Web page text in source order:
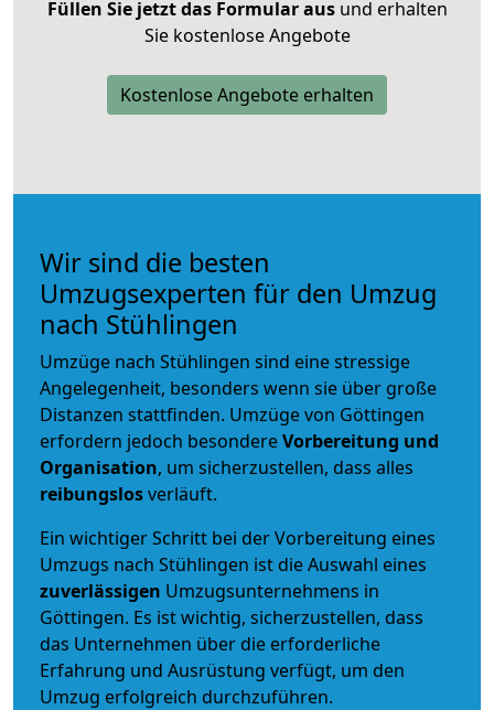
Füllen Sie jetzt das Formular ausund erhalten
Sie kostenlose Angebote
Kostenlose Angebote erhalten
Wir sind die besten
Umzugsexperten für den Umzug
nach Stühlingen
Umzüge nach Stühlingen sind eine stressige
Angelegenheit, besonders wenn sie über große
Distanzen stattfinden. Umzüge von Göttingen
erfordern jedoch besondereVorbereitung und
Organisation, um sicherzustellen, dass alles
reibungslosverläuft.
Ein wichtiger Schritt bei der Vorbereitung eines
Umzugs nach Stühlingen ist die Auswahl eines
zuverlässigen Umzugsunternehmens in
Göttingen. Es ist wichtig, sicherzustellen, dass
das Unternehmen über die erforderliche
Erfahrung und Ausrüstung verfügt, um den
Umzug erfolgreich durchzuführen.